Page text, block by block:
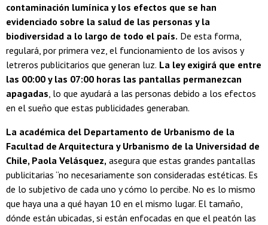
contaminación lumínica y los efectos que se han
evidenciado sobre la salud de las personas y la
biodiversidad a lo largo de todo el país. De esta forma,
regulará, por primera vez, el funcionamiento de los avisos y
letreros publicitarios que generan luz. La ley exigirá que entre
las 00:00 y las 07:00 horas las pantallas permanezcan
apagadas, lo que ayudará a las personas debido a los efectos
en el sueño que estas publicidades generaban.
La académica del Departamento de Urbanismo de la
Facultad de Arquitectura y Urbanismo de la Universidad de
Chile, Paola Velásquez, asegura que estas grandes pantallas
publicitarias “no necesariamente son consideradas estéticas. Es
de lo subjetivo de cada uno y cómo lo percibe. No es lo mismo
que haya una a qué hayan 10 en el mismo lugar. El tamaño,
dónde están ubicadas, si están enfocadas en que el peatón las